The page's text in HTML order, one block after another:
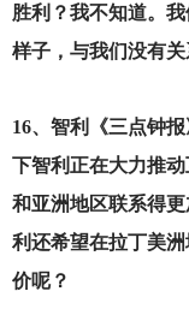
胜利？我不知道。
样子，与我们没有关
16、智利《三点钟
下智利正在大力推
和亚洲地区联系得
利还希望在拉丁美
价呢？